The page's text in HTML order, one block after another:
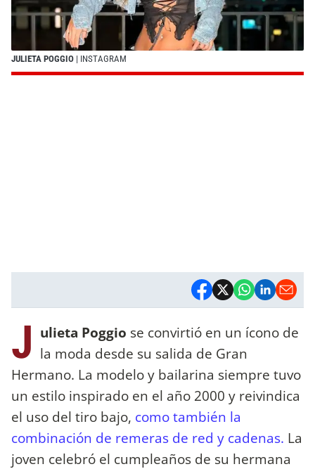
JULIETA POGGIO | INSTAGRAM
J ulieta Poggio se convirtió en un ícono de
la moda desde su salida de Gran
Hermano. La modelo y bailarina siempre tuvo
un estilo inspirado en el año 2000 y reivindica
el uso del tiro bajo, como también la
combinación de remeras de red y cadenas. La
joven celebró el cumpleaños de su hermana